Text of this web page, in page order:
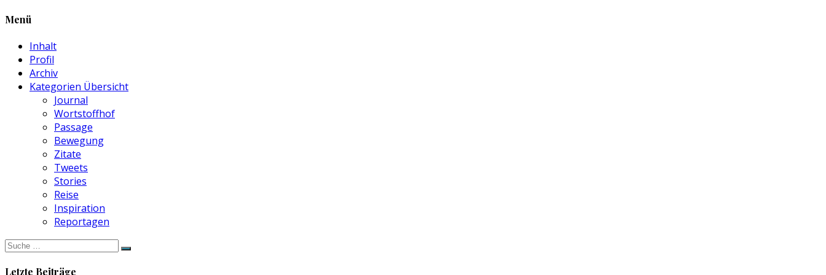
Menü
Inhalt
Profil
Archiv
Kategorien Übersicht
Journal
Wortstoffhof
Passage
Bewegung
Zitate
Tweets
Stories
Reise
Inspiration
Reportagen
Suche
nach:
Letzte Beiträge